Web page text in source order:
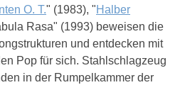
O. T." (1983), "Halber
Rasa" (1993) beweisen die
und entdecken mit
Pop für sich. Stahlschlagzeug
in der Rumpelkammer der